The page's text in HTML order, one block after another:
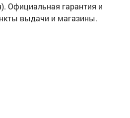
Официальная гарантия и
выдачи и магазины.